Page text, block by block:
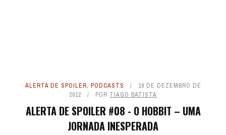
ALERTA DE SPOILER, PODCASTS
18 DE DEZEMBRO DE
2012
POR TIAGO BATISTA
ALERTA DE SPOILER #08 - O HOBBIT – UMA
JORNADA INESPERADA